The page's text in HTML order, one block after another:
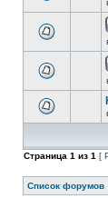
Страница 1 из 1 [
Список форумов